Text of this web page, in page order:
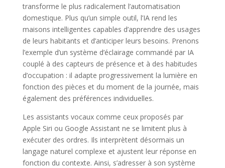
transforme le plus radicalement l’automatisation
domestique. Plus qu’un simple outil, l’IA rend les
maisons intelligentes capables d’apprendre des usages
de leurs habitants et d’anticiper leurs besoins. Prenons
l’exemple d’un système d’éclairage commandé par IA
couplé à des capteurs de présence et à des habitudes
d’occupation : il adapte progressivement la lumière en
fonction des pièces et du moment de la journée, mais
également des préférences individuelles.
Les assistants vocaux comme ceux proposés par
Apple Siri ou Google Assistant ne se limitent plus à
exécuter des ordres. Ils interprètent désormais un
langage naturel complexe et ajustent leur réponse en
fonction du contexte. Ainsi, s’adresser à son système